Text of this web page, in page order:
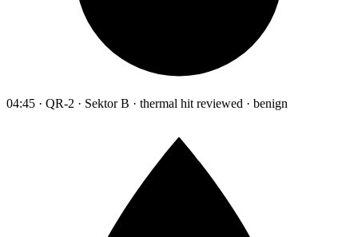
04:45 · QR-2 · Sektor B · thermal hit reviewed · benign